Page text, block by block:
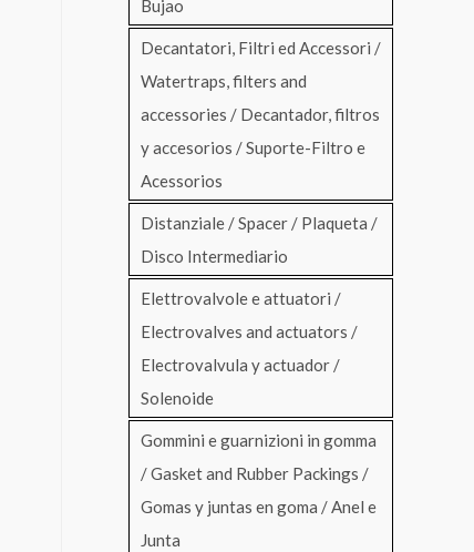
Bujao
Decantatori, Filtri ed Accessori /
Watertraps, filters and
accessories / Decantador, filtros
y accesorios / Suporte-Filtro e
Acessorios
Distanziale / Spacer / Plaqueta /
Disco Intermediario
Elettrovalvole e attuatori /
Electrovalves and actuators /
Electrovalvula y actuador /
Solenoide
Gommini e guarnizioni in gomma
/ Gasket and Rubber Packings /
Gomas y juntas en goma / Anel e
Junta